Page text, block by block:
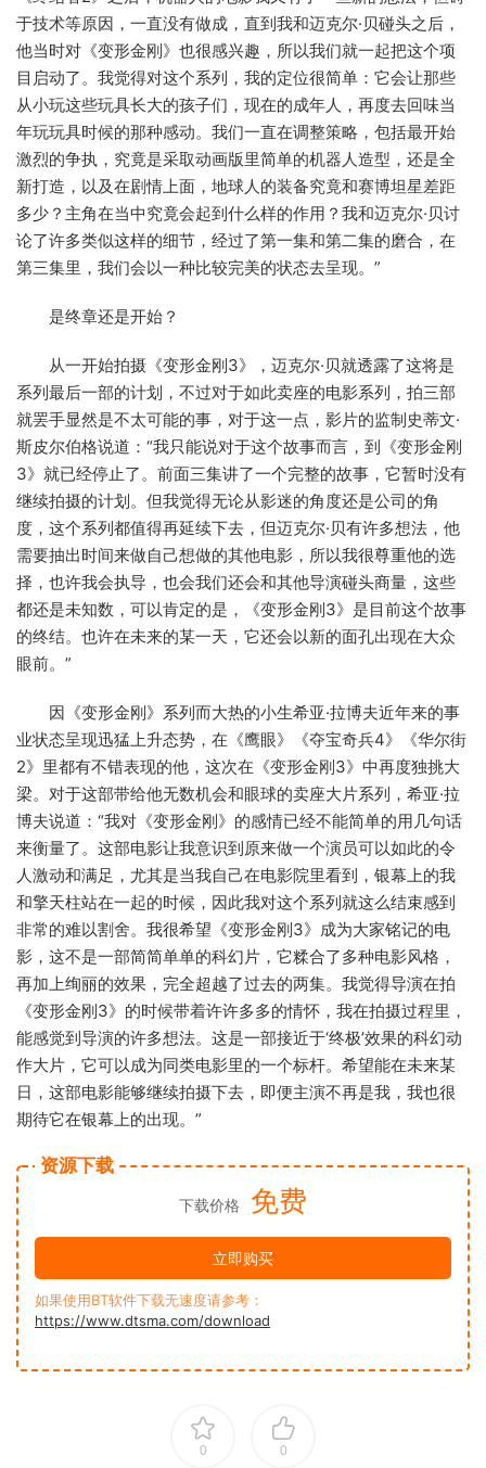
于技术等原因，一直没有做成，直到我和迈克尔·贝碰头之后，
他当时对《变形金刚》也很感兴趣，所以我们就一起把这个项
目启动了。我觉得对这个系列，我的定位很简单：它会让那些
从小玩这些玩具长大的孩子们，现在的成年人，再度去回味当
年玩玩具时候的那种感动。我们一直在调整策略，包括最开始
激烈的争执，究竟是采取动画版里简单的机器人造型，还是全
新打造，以及在剧情上面，地球人的装备究竟和赛博坦星差距
多少？主角在当中究竟会起到什么样的作用？我和迈克尔·贝讨
论了许多类似这样的细节，经过了第一集和第二集的磨合，在
第三集里，我们会以一种比较完美的状态去呈现。”
是终章还是开始？
从一开始拍摄《变形金刚3》，迈克尔·贝就透露了这将是
系列最后一部的计划，不过对于如此卖座的电影系列，拍三部
就罢手显然是不太可能的事，对于这一点，影片的监制史蒂文·
斯皮尔伯格说道：“我只能说对于这个故事而言，到《变形金刚
3》就已经停止了。前面三集讲了一个完整的故事，它暂时没有
继续拍摄的计划。但我觉得无论从影迷的角度还是公司的角
度，这个系列都值得再延续下去，但迈克尔·贝有许多想法，他
需要抽出时间来做自己想做的其他电影，所以我很尊重他的选
择，也许我会执导，也会我们还会和其他导演碰头商量，这些
都还是未知数，可以肯定的是，《变形金刚3》是目前这个故事
的终结。也许在未来的某一天，它还会以新的面孔出现在大众
眼前。”
因《变形金刚》系列而大热的小生希亚·拉博夫近年来的事
业状态呈现迅猛上升态势，在《鹰眼》《夺宝奇兵4》《华尔街
2》里都有不错表现的他，这次在《变形金刚3》中再度独挑大
梁。对于这部带给他无数机会和眼球的卖座大片系列，希亚·拉
博夫说道：“我对《变形金刚》的感情已经不能简单的用几句话
来衡量了。这部电影让我意识到原来做一个演员可以如此的令
人激动和满足，尤其是当我自己在电影院里看到，银幕上的我
和擎天柱站在一起的时候，因此我对这个系列就这么结束感到
非常的难以割舍。我很希望《变形金刚3》成为大家铭记的电
影，这不是一部简简单单的科幻片，它糅合了多种电影风格，
再加上绚丽的效果，完全超越了过去的两集。我觉得导演在拍
《变形金刚3》的时候带着许许多多的情怀，我在拍摄过程里，
能感觉到导演的许多想法。这是一部接近于‘终极’效果的科幻动
作大片，它可以成为同类电影里的一个标杆。希望能在未来某
日，这部电影能够继续拍摄下去，即便主演不再是我，我也很
期待它在银幕上的出现。”
资源下载
下载价格 免费
立即购买
如果使用BT软件下载无速度请参考：
https://www.dtsma.com/download
0 0